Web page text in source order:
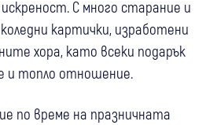
С много старание и
картички, изработени
хора, като всеки подарък
и топло отношение.
по време на празничната